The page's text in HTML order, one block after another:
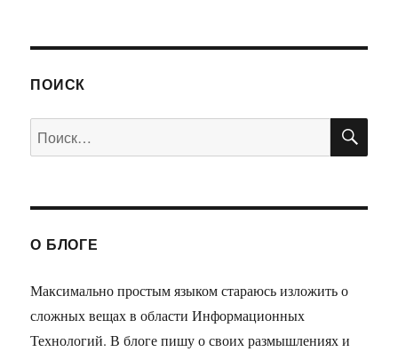
ПОИСК
Искать:
О БЛОГЕ
Максимально простым языком стараюсь изложить о
сложных вещах в области Информационных
Технологий. В блоге пишу о своих размышлениях и